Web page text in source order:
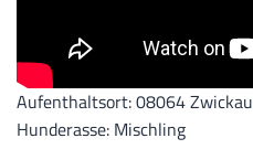
Aufenthaltsort: 08064 Zwickau
Hunderasse: Mischling